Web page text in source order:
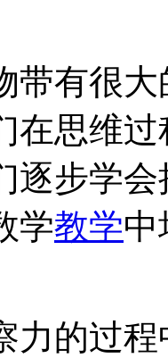
带有很
在思维
逐步学
学教学中
力的过